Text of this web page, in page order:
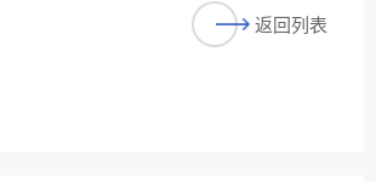
返回列表